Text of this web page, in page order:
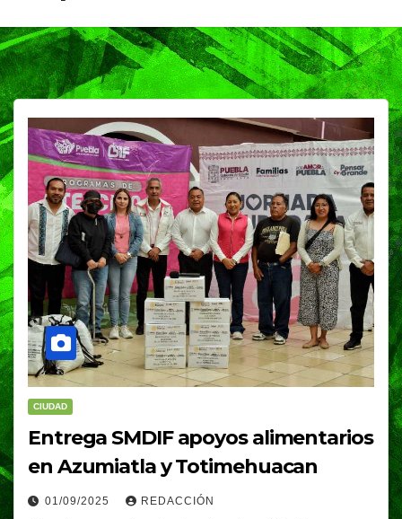
CIUDAD
Entrega SMDIF apoyos alimentarios
en Azumiatla y Totimehuacan
01/09/2025 REDACCIÓN